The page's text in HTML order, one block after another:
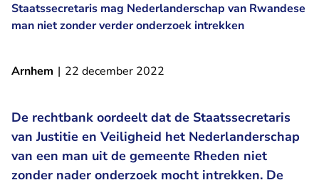
Staatssecretaris mag Nederlanderschap van Rwandese
man niet zonder verder onderzoek intrekken
Arnhem | 22 december 2022
De rechtbank oordeelt dat de Staatssecretaris
van Justitie en Veiligheid het Nederlanderschap
van een man uit de gemeente Rheden niet
zonder nader onderzoek mocht intrekken. De